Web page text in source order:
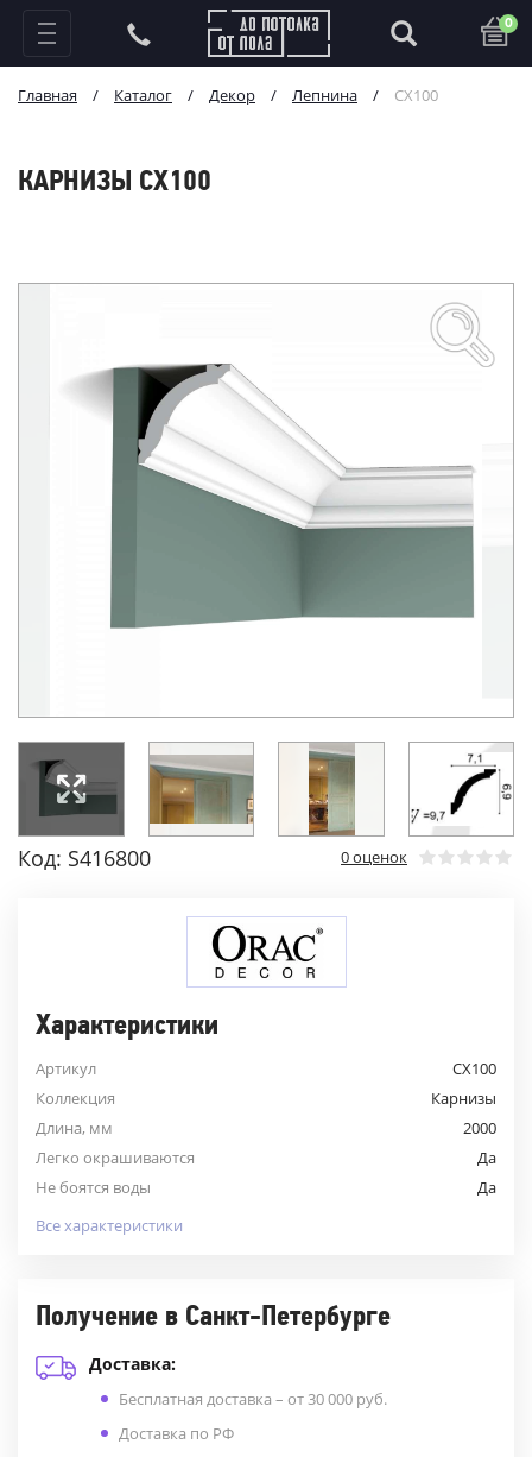
0
Главная / Каталог / Декор / Лепнина / CX100
КАРНИЗЫ CX100
Код: S416800 0 оценок
Характеристики
Артикул
CX100
Коллекция
Карнизы
Длина, мм
2000
Легко окрашиваются
Да
Не боятся воды
Да
Все характеристики
Получение в Санкт-Петербурге
Доставка:
Бесплатная доставка – от 30 000 руб.
Доставка по РФ